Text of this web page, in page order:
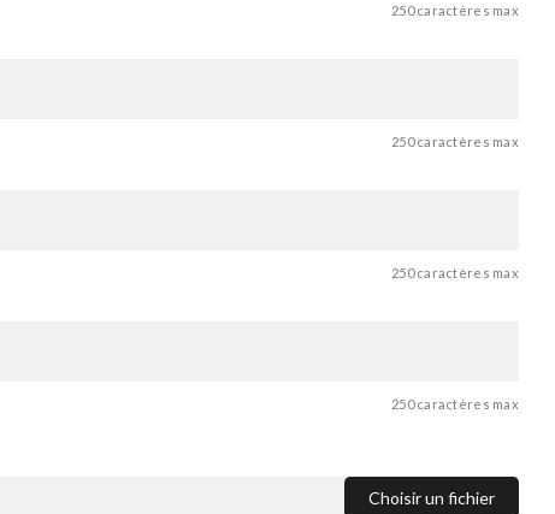
250 caractères max
250 caractères max
250 caractères max
250 caractères max
Choisir un fichier